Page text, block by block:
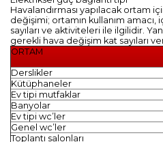
Havalandırması yapılacak ortam
değişimi; ortamın kullanım amacı,
sayıları ve aktiviteleri ile ilgilidir.
gerekli hava değişim kat sayıları
ORTAM
Derslikler
Kütüphaneler
Ev tipi mutfaklar
Banyolar
Ev tipi wc’ler
Genel wc’ler
Toplantı salonları